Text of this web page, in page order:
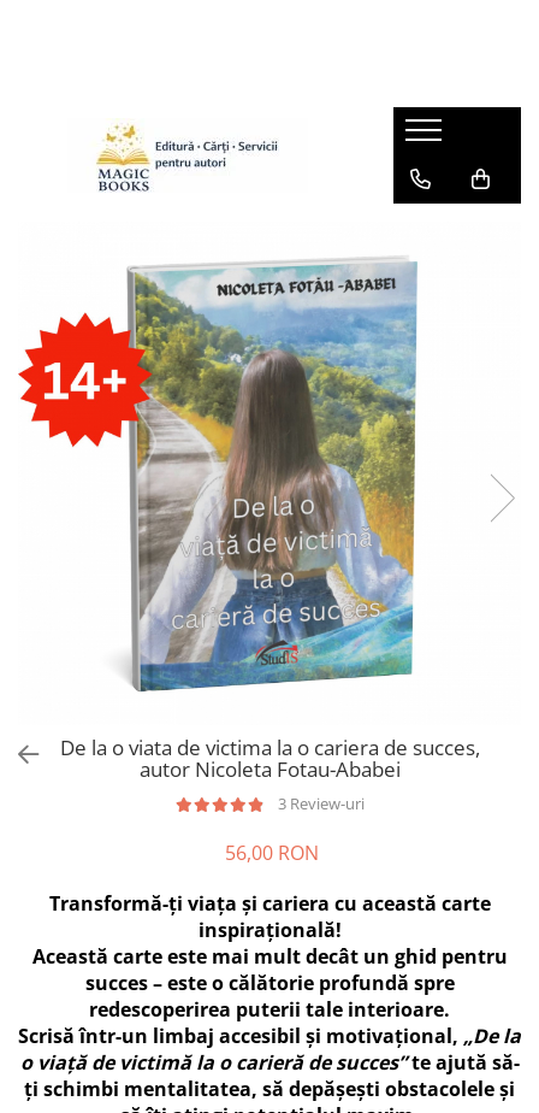
Carti pentru copii 7-11 ani
Pachete de carti
Lichidare stoc
Povești scrise de copii (Antologii)
Carte online pentru copii
Carti pentru copii 0-7 ani
De la o viata de victima la o cariera de succes,
autor Nicoleta Fotau-Ababei
3 Review-uri
56,00 RON
Transformă-ți viața și cariera cu această carte
inspirațională!
Această carte este mai mult decât un ghid pentru
succes – este o călătorie profundă spre
redescoperirea puterii tale interioare.
Scrisă într-un limbaj accesibil și motivațional, „De la
o viață de victimă la o carieră de succes”te ajută să-
ți schimbi mentalitatea, să depășești obstacolele și